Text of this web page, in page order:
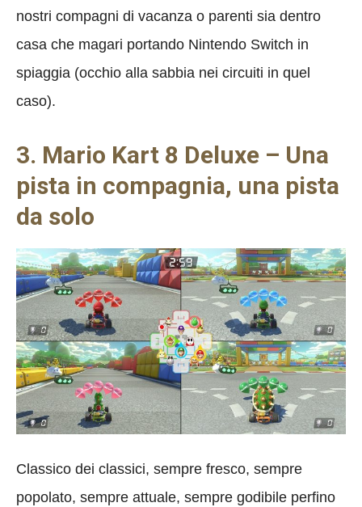
nostri compagni di vacanza o parenti sia dentro
casa che magari portando Nintendo Switch in
spiaggia (occhio alla sabbia nei circuiti in quel
caso).
3. Mario Kart 8 Deluxe – Una
pista in compagnia, una pista
da solo
Classico dei classici, sempre fresco, sempre
popolato, sempre attuale, sempre godibile perfino